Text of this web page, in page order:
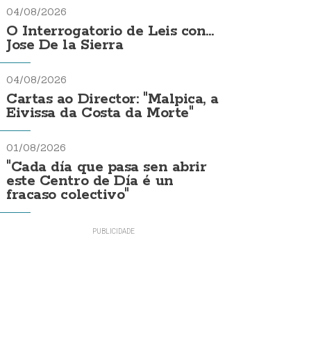
04/08/2026
O Interrogatorio de Leis con...
Jose De la Sierra
04/08/2026
Cartas ao Director: "Malpica, a
Eivissa da Costa da Morte"
01/08/2026
"Cada día que pasa sen abrir
este Centro de Día é un
fracaso colectivo"